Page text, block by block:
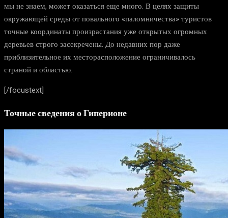
мы не знаем, может оказаться еще много. В целях защиты
окружающей среды от повального «паломничества» туристов
точные координаты произрастания уже открытых огромных
деревьев строго засекречены. До недавних пор даже
приблизительное их месторасположение ограничивалось
страной и областью.
[/focustext]
Точные сведения о Гиперионе